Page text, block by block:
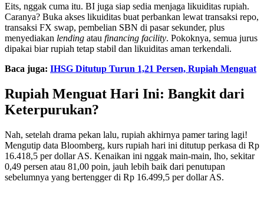
Eits, nggak cuma itu. BI juga siap sedia menjaga likuiditas rupiah.
Caranya? Buka akses likuiditas buat perbankan lewat transaksi repo,
transaksi FX swap, pembelian SBN di pasar sekunder, plus
menyediakan lending atau financing facility. Pokoknya, semua jurus
dipakai biar rupiah tetap stabil dan likuiditas aman terkendali.
Baca juga: IHSG Ditutup Turun 1,21 Persen, Rupiah Menguat
Rupiah Menguat Hari Ini: Bangkit dari
Keterpurukan?
Nah, setelah drama pekan lalu, rupiah akhirnya pamer taring lagi!
Mengutip data Bloomberg, kurs rupiah hari ini ditutup perkasa di Rp
16.418,5 per dollar AS. Kenaikan ini nggak main-main, lho, sekitar
0,49 persen atau 81,00 poin, jauh lebih baik dari penutupan
sebelumnya yang bertengger di Rp 16.499,5 per dollar AS.